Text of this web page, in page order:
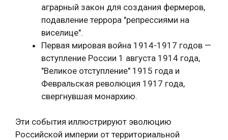
аграрный закон для создания фермеров,
подавление террора "репрессиями на
виселице".
Первая мировая война 1914-1917 годов —
вступление России 1 августа 1914 года,
"Великое отступление" 1915 года и
Февральская революция 1917 года,
свергнувшая монархию.
Эти события иллюстрируют эволюцию
Российской империи от территориальной